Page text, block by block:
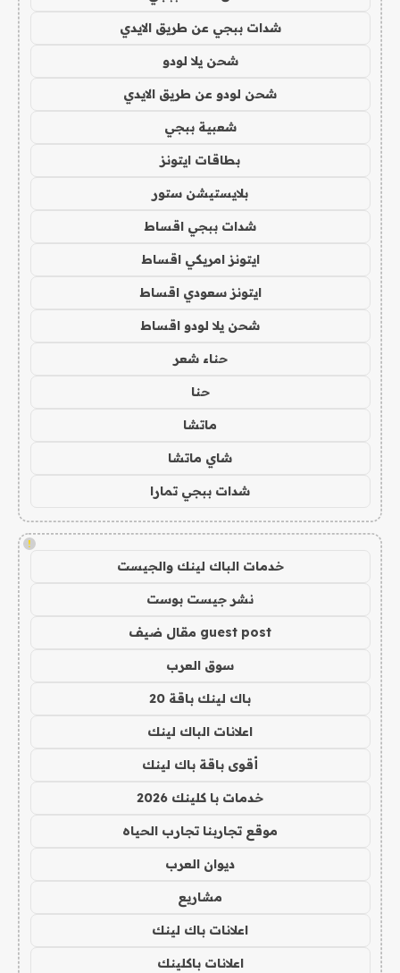
شدات ببجي عن طريق الايدي
شحن يلا لودو
شحن لودو عن طريق الايدي
شعبية ببجي
بطاقات ايتونز
بلايستيشن ستور
شدات ببجي اقساط
ايتونز امريكي اقساط
ايتونز سعودي اقساط
شحن يلا لودو اقساط
حناء شعر
حنا
ماتشا
شاي ماتشا
شدات ببجي تمارا
!
خدمات الباك لينك والجيست
نشر جيست بوست
guest post مقال ضيف
سوق العرب
باك لينك باقة 20
اعلانات الباك لينك
أقوى باقة باك لينك
خدمات با كلينك 2026
موقع تجاربنا تجارب الحياه
ديوان العرب
مشاريع
اعلانات باك لينك
اعلانات باكلينك